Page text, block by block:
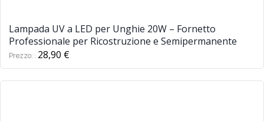
Lampada UV a LED per Unghie 20W – Fornetto
Professionale per Ricostruzione e Semipermanente
Prezzo: 28,90 €